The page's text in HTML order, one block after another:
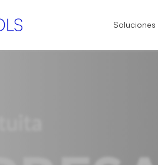
Soluciones